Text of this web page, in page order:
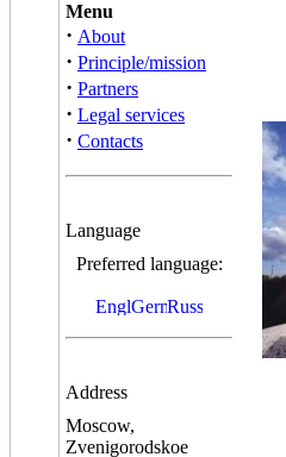
Menu
· About
· Principle/mission
· Partners
· Legal services
· Contacts
Language
Preferred language:
Address
Moscow,
Zvenigorodskoe